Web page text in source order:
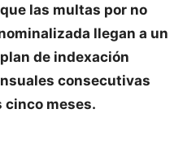
las multas por no
llegan a un
de indexación
consecutivas
cinco meses.